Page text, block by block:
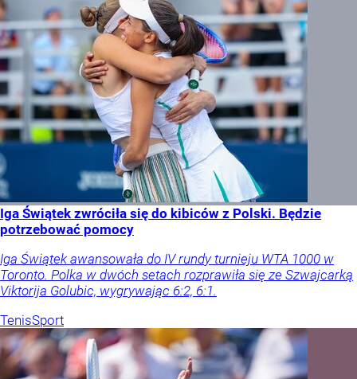
Iga Świątek zwróciła się do kibiców z Polski. Będzie
potrzebować pomocy
Iga Świątek awansowała do IV rundy turnieju WTA 1000 w
Toronto. Polka w dwóch setach rozprawiła się ze Szwajcarką
Viktorija Golubic, wygrywając 6:2, 6:1.
TenisSport